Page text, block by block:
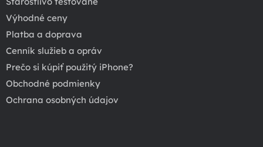
Výhodné ceny
Platba a doprava
Cenník služieb a opráv
Prečo si kúpiť použitý iPhone?
Obchodné podmienky
Ochrana osobných údajov